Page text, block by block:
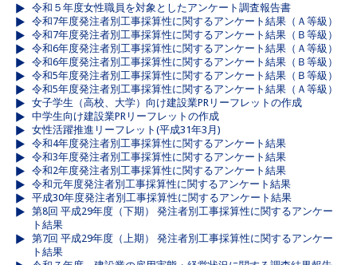
令和５年度女性職員を対象としたアンケート調査報告書
令和7年度発注者別工事採算性に関するアンケート結果（Ａ等級）
令和7年度発注者別工事採算性に関するアンケート結果（Ｂ等級）
令和6年度発注者別工事採算性に関するアンケート結果（Ａ等級）
令和6年度発注者別工事採算性に関するアンケート結果（Ｂ等級）
令和5年度発注者別工事採算性に関するアンケート結果（Ｂ等級）
令和5年度発注者別工事採算性に関するアンケート結果（Ａ等級）
女子学生（高校、大学）向け建設業PRリーフレットの作成
中学生向け建設業PRリーフレットの作成
女性活躍推進リーフレット(平成31年3月)
令和4年度発注者別工事採算性に関するアンケート結果
令和3年度発注者別工事採算性に関するアンケート結果
令和2年度発注者別工事採算性に関するアンケート結果
令和元年度発注者別工事採算性に関するアンケート結果
平成30年度発注者別工事採算性に関するアンケート結果
第8回 平成29年度（下期） 発注者別工事採算性に関するアンケー
ト結果
第7回 平成29年度（上期） 発注者別工事採算性に関するアンケー
ト結果